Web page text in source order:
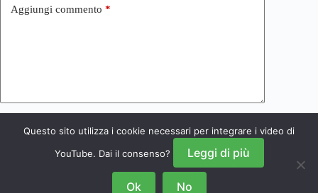
Aggiungi commento *
Invia commento
Questo sito utilizza i cookie necessari per integrare i video di
YouTube. Dai il consenso?
Leggi di più
Ok No